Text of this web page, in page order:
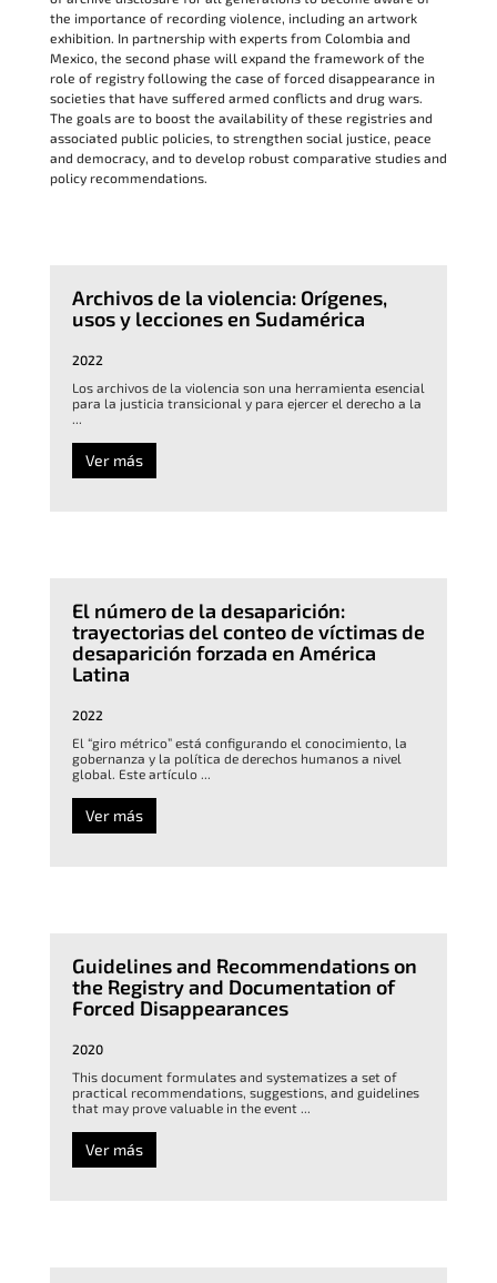
the importance of recording violence, including an artwork
exhibition. In partnership with experts from Colombia and
Mexico, the second phase will expand the framework of the
role of registry following the case of forced disappearance in
societies that have suffered armed conflicts and drug wars.
The goals are to boost the availability of these registries and
associated public policies, to strengthen social justice, peace
and democracy, and to develop robust comparative studies and
policy recommendations.
Archivos de la violencia: Orígenes,
usos y lecciones en Sudamérica
2022
Los archivos de la violencia son una herramienta esencial
para la justicia transicional y para ejercer el derecho a la
...
Ver más
El número de la desaparición:
trayectorias del conteo de víctimas de
desaparición forzada en América
Latina
2022
El “giro métrico” está configurando el conocimiento, la
gobernanza y la política de derechos humanos a nivel
global. Este artículo ...
Ver más
Guidelines and Recommendations on
the Registry and Documentation of
Forced Disappearances
2020
This document formulates and systematizes a set of
practical recommendations, suggestions, and guidelines
that may prove valuable in the event ...
Ver más